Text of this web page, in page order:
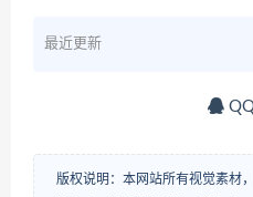
最近更新
版权说明：本网站所有视觉素材